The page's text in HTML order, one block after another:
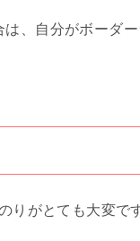
、自分がボーダ
りがとても大変で